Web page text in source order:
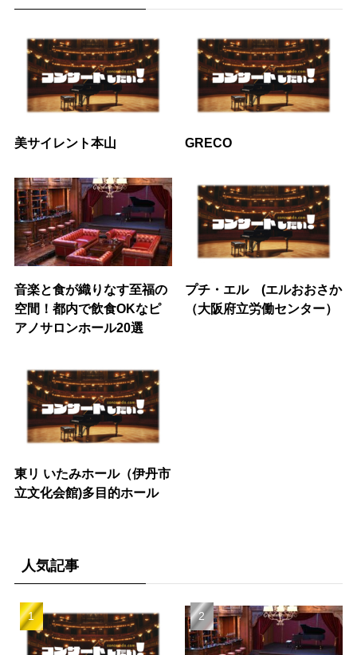
美サイレント本山 GRECO
音楽と食が織りなす至福の
空間！都内で飲食OKなピ
アノサロンホール20選
プチ・エル (エルおおさか
（大阪府立労働センター）
東リ いたみホール（伊丹市
立文化会館)多目的ホール
人気記事